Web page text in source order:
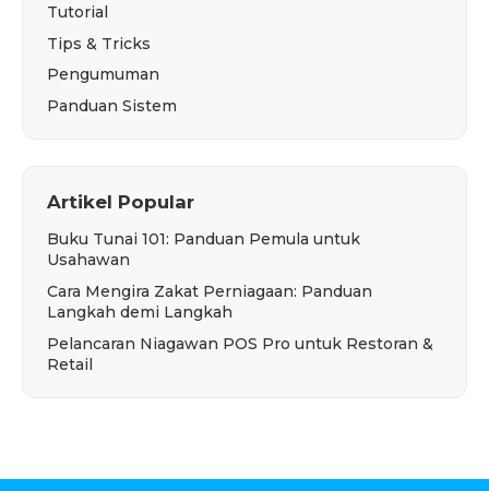
Tutorial
Tips & Tricks
Pengumuman
Panduan Sistem
Artikel Popular
Buku Tunai 101: Panduan Pemula untuk
Usahawan
Cara Mengira Zakat Perniagaan: Panduan
Langkah demi Langkah
Pelancaran Niagawan POS Pro untuk Restoran &
Retail